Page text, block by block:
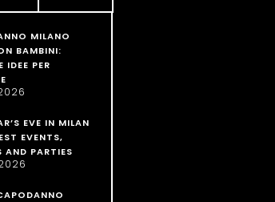
MILANO
BAMBINI:
IDEE PER
EVE IN MILAN
EVENTS,
AND PARTIES